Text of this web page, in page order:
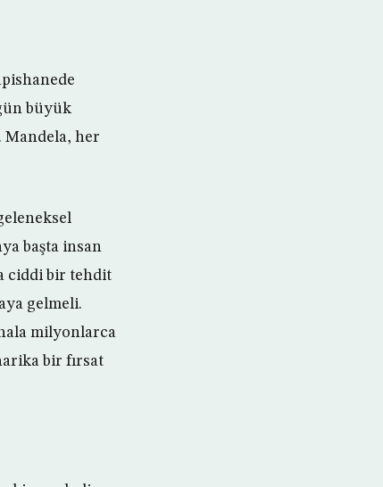
büyük
Mandela, her
başta insan
ciddi bir tehdit
gelmeli.
milyonlarca
bir fırsat